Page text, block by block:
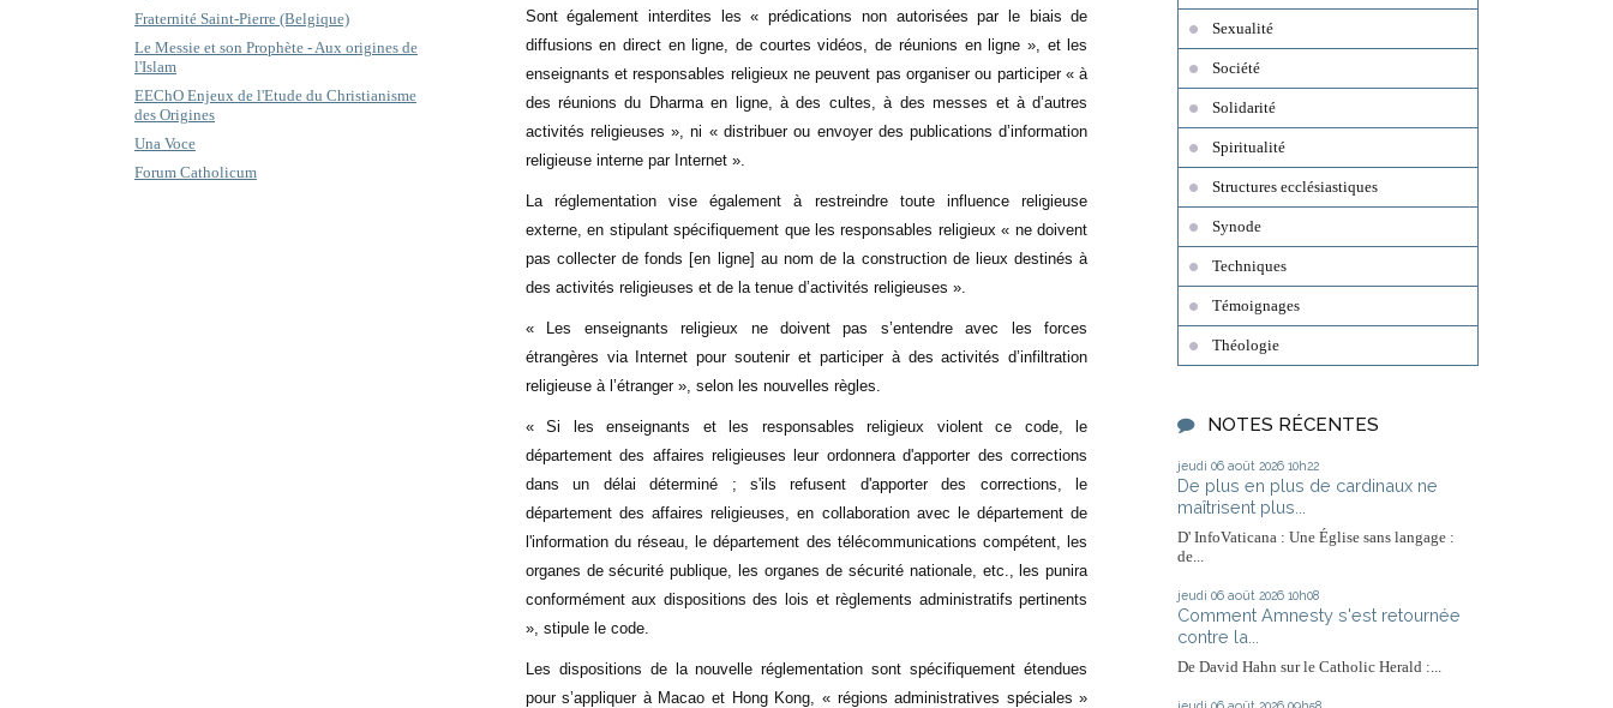
Fraternité Saint-Pierre (Belgique)
Le Messie et son Prophète - Aux origines de
l'Islam
EEChO Enjeux de l'Etude du Christianisme
des Origines
Una Voce
Forum Catholicum
Sont également interdites les « prédications non autorisées par le biais de
diffusions en direct en ligne, de courtes vidéos, de réunions en ligne », et les
enseignants et responsables religieux ne peuvent pas organiser ou participer « à
des réunions du Dharma en ligne, à des cultes, à des messes et à d’autres
activités religieuses », ni « distribuer ou envoyer des publications d’information
religieuse interne par Internet ».
La réglementation vise également à restreindre toute influence religieuse
externe, en stipulant spécifiquement que les responsables religieux « ne doivent
pas collecter de fonds [en ligne] au nom de la construction de lieux destinés à
des activités religieuses et de la tenue d’activités religieuses ».
« Les enseignants religieux ne doivent pas s’entendre avec les forces
étrangères via Internet pour soutenir et participer à des activités d’infiltration
religieuse à l’étranger », selon les nouvelles règles.
« Si les enseignants et les responsables religieux violent ce code, le
département des affaires religieuses leur ordonnera d'apporter des corrections
dans un délai déterminé ; s'ils refusent d'apporter des corrections, le
département des affaires religieuses, en collaboration avec le département de
l'information du réseau, le département des télécommunications compétent, les
organes de sécurité publique, les organes de sécurité nationale, etc., les punira
conformément aux dispositions des lois et règlements administratifs pertinents
», stipule le code.
Les dispositions de la nouvelle réglementation sont spécifiquement étendues
pour s’appliquer à Macao et Hong Kong, « régions administratives spéciales »
Sexualité
Société
Solidarité
Spiritualité
Structures ecclésiastiques
Synode
Techniques
Témoignages
Théologie
NOTES RÉCENTES
jeudi 06 août 2026 10h22
De plus en plus de cardinaux ne
maîtrisent plus...
D' InfoVaticana : Une Église sans langage :
de...
jeudi 06 août 2026 10h08
Comment Amnesty s'est retournée
contre la...
De David Hahn sur le Catholic Herald :...